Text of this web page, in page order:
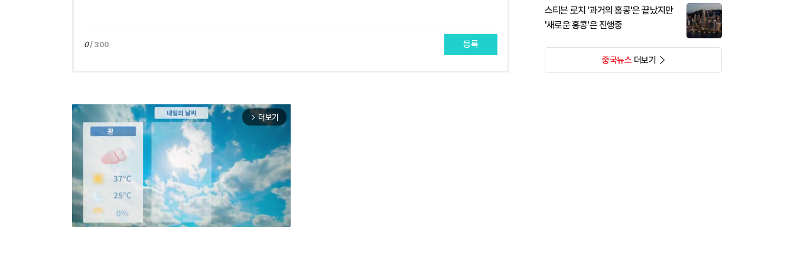
0/ 300 등록
arrow_forward_ios 더보기
스티븐 로치 '과거의 홍콩'은 끝났지만
'새로운 홍콩'은 진행중
중국뉴스더보기